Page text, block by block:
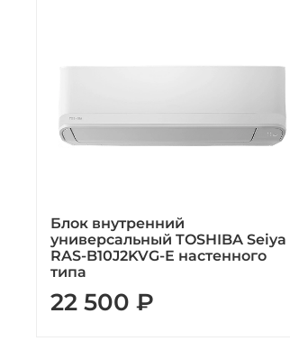
Блок внутренний
универсальный TOSHIBA Seiya
RAS-B10J2KVG-E настенного
типа
22 500 ₽